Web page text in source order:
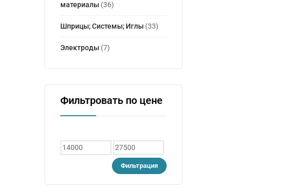
материалы (36)
Шприцы; Системы; Иглы (33)
Электроды (7)
Фильтровать по цене
Минимальная
цена
Максимальная
цена
Фильтрация